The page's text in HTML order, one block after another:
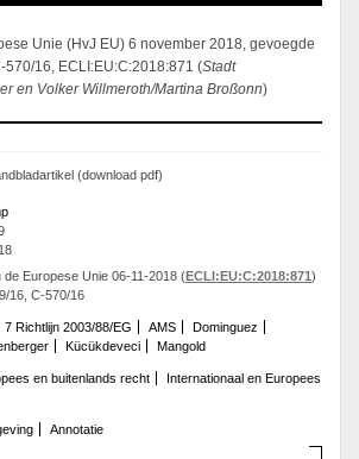
Unie (HvJ EU) 6 november 2018, gevoegde
16, ECLI:EU:C:2018:871 (Stadt
en Volker Willmeroth/Martina Broßonn)
(download pdf)
Europese Unie 06-11-2018 (ECLI:EU:C:2018:871)
16, C-570/16
7 Richtlijn 2003/88/EG AMS
Dominguez
Kücükdeveci Mangold
en buitenlands recht
Internationaal en Europees
Annotatie